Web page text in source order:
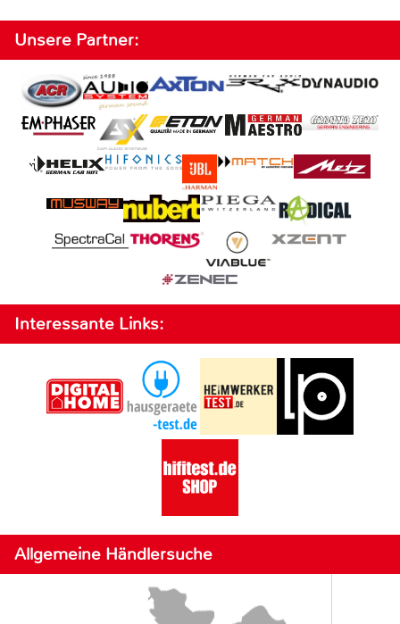
Unsere Partner:
Interessante Links:
Allgemeine Händlersuche